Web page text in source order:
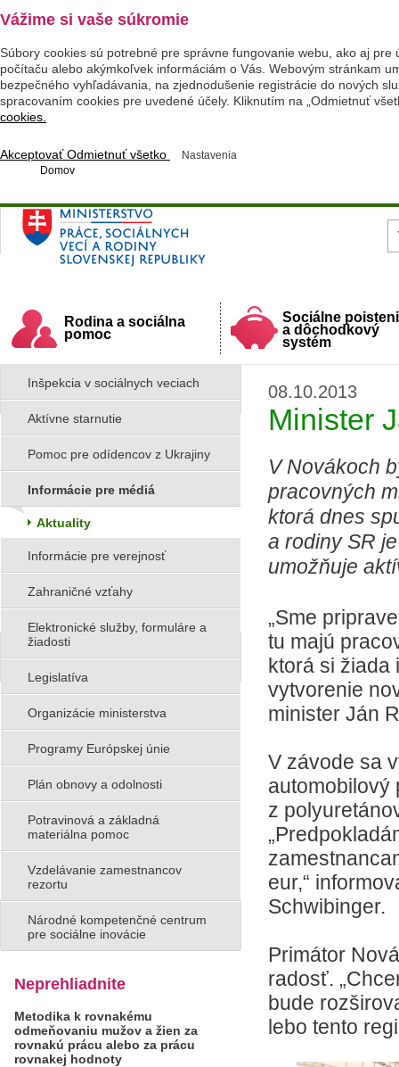
Vážime si vaše súkromie
Súbory cookies sú potrebné pre správne fungovanie webu, ako aj
počítaču alebo akýmkoľvek informáciám o Vás. Webovým stránkam
bezpečného vyhľadávania, na zjednodušenie registrácie do nových
spracovaním cookies pre uvedené účely. Kliknutím na „Odmietnuť
cookies.
AkceptovaťOdmietnuť všetko
Nastavenia
Domov
Ministerstvo práce, sociálnych vecí a rodiny
Slovenskej republiky
Rodina a sociálna
pomoc
Sociálne
a dôchodkový
systém
08.10.2013
Minister
V Novákoch
pracovných
ktorá dnes
a rodiny SR
umožňuje
„Sme
tu majú
ktorá si žiada
vytvorenie
minister Ján
V závode sa
automobilový
z
eur,“
Schwibinger.
Primátor
radosť.
bude
lebo tento
Inšpekcia v sociálnych veciach
Aktívne starnutie
Pomoc pre odídencov z Ukrajiny
Informácie pre médiá
Aktuality
Informácie pre verejnosť
Zahraničné vzťahy
Elektronické služby, formuláre a
žiadosti
Legislatíva
Organizácie ministerstva
Programy Európskej únie
Plán obnovy a odolnosti
Potravinová a základná
materiálna pomoc
Vzdelávanie zamestnancov
rezortu
Národné kompetenčné centrum
pre sociálne inovácie
Neprehliadnite
Metodika k rovnakému
odmeňovaniu mužov a žien za
rovnakú prácu alebo za prácu
rovnakej hodnoty